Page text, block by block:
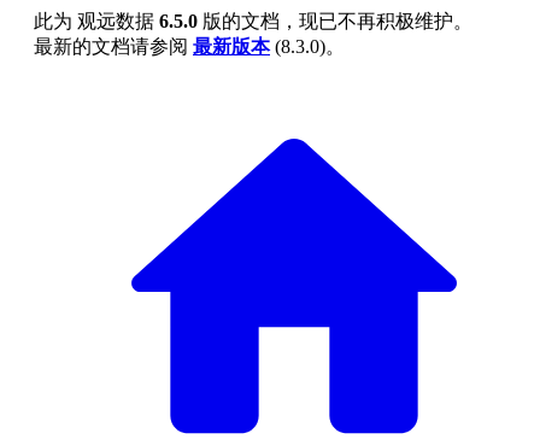
此为 观远数据 6.5.0 版的文档，现已不再积极维护。
最新的文档请参阅 最新版本(8.3.0)。